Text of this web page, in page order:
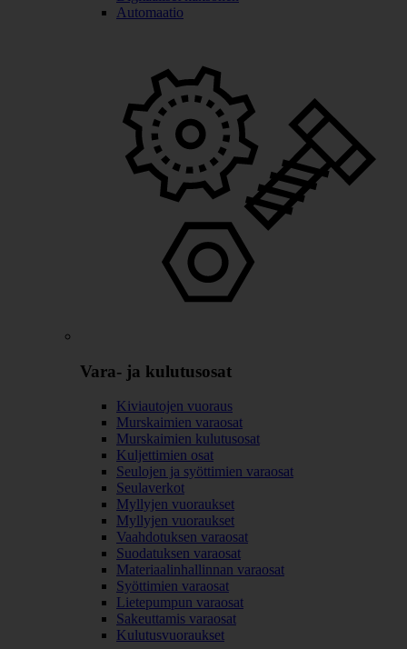
Automaatio
Vara- ja kulutusosat
Kiviautojen vuoraus
Murskaimien varaosat
Murskaimien kulutusosat
Kuljettimien osat
Seulojen ja syöttimien varaosat
Seulaverkot
Myllyjen vuoraukset
Myllyjen vuoraukset
Vaahdotuksen varaosat
Suodatuksen varaosat
Materiaalinhallinnan varaosat
Syöttimien varaosat
Lietepumpun varaosat
Sakeuttamis varaosat
Kulutusvuoraukset